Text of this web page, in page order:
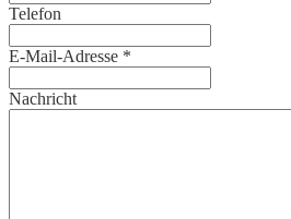
Telefon
E-Mail-Adresse *
Nachricht